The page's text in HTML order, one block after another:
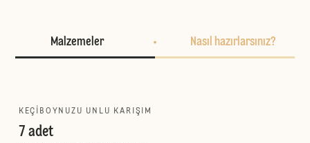
Malzemeler Nasıl hazırlarsınız?
KEÇIBOYNUZU UNLU KARIŞIM
7 adet